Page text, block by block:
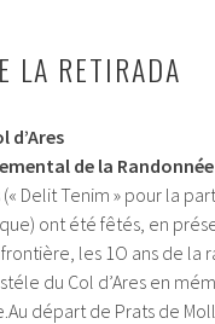
LA RETIRADA
d’Ares
de la
Delit Tenim » pour la
ont été fêtés, en
les 1O ans de la
du Col d’Ares en
départ de Prats de